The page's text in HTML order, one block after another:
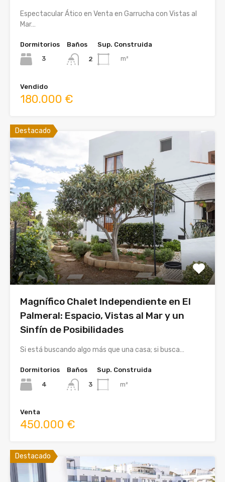
Espectacular Ático en Venta en Garrucha con Vistas al
Mar…
Dormitorios
3
Baños
2
Sup. Construida
m²
Vendido
180.000 €
Destacado
Magnífico Chalet Independiente en El
Palmeral: Espacio, Vistas al Mar y un
Sinfín de Posibilidades
Si está buscando algo más que una casa; si busca…
Dormitorios
4
Baños
3
Sup. Construida
m²
Venta
450.000 €
Destacado